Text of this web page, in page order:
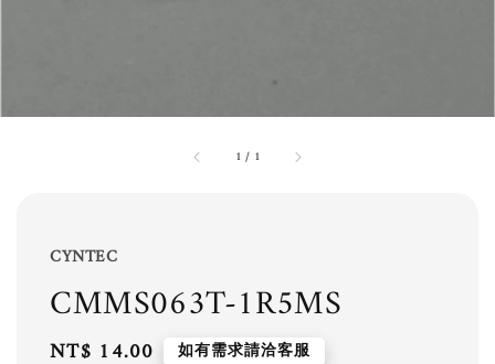
1 / 1
CYNTEC
CMMS063T-1R5MS
Regular
NT$ 14.00 如有需求請洽客服